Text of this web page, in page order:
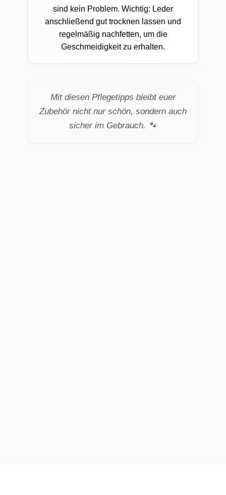
sind kein Problem. Wichtig: Leder
anschließend gut trocknen lassen und
regelmäßig nachfetten, um die
Geschmeidigkeit zu erhalten.
Mit diesen Pflegetipps bleibt euer
Zubehör nicht nur schön, sondern auch
sicher im Gebrauch. 🐾